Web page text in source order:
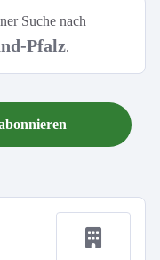
Suche nach
Pfalz.